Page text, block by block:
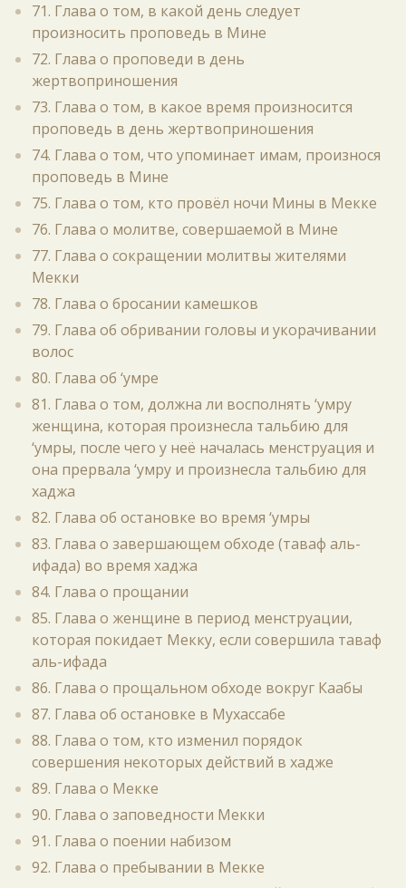
71. Глава о том, в какой день следует
произносить проповедь в Мине
72. Глава о проповеди в день
жертвоприношения
73. Глава о том, в какое время произносится
проповедь в день жертвоприношения
74. Глава о том, что упоминает имам, произнося
проповедь в Мине
75. Глава о том, кто провёл ночи Мины в Мекке
76. Глава о молитве, совершаемой в Мине
77. Глава о сокращении молитвы жителями
Мекки
78. Глава о бросании камешков
79. Глава об обривании головы и укорачивании
волос
80. Глава об ‘умре
81. Глава о том, должна ли восполнять ‘умру
женщина, которая произнесла тальбию для
‘умры, после чего у неё началась менструация и
она прервала ‘умру и произнесла тальбию для
хаджа
82. Глава об остановке во время ‘умры
83. Глава о завершающем обходе (таваф аль-
ифада) во время хаджа
84. Глава о прощании
85. Глава о женщине в период менструации,
которая покидает Мекку, если совершила таваф
аль-ифада
86. Глава о прощальном обходе вокруг Каабы
87. Глава об остановке в Мухассабе
88. Глава о том, кто изменил порядок
совершения некоторых действий в хадже
89. Глава о Мекке
90. Глава о заповедности Мекки
91. Глава о поении набизом
92. Глава о пребывании в Мекке